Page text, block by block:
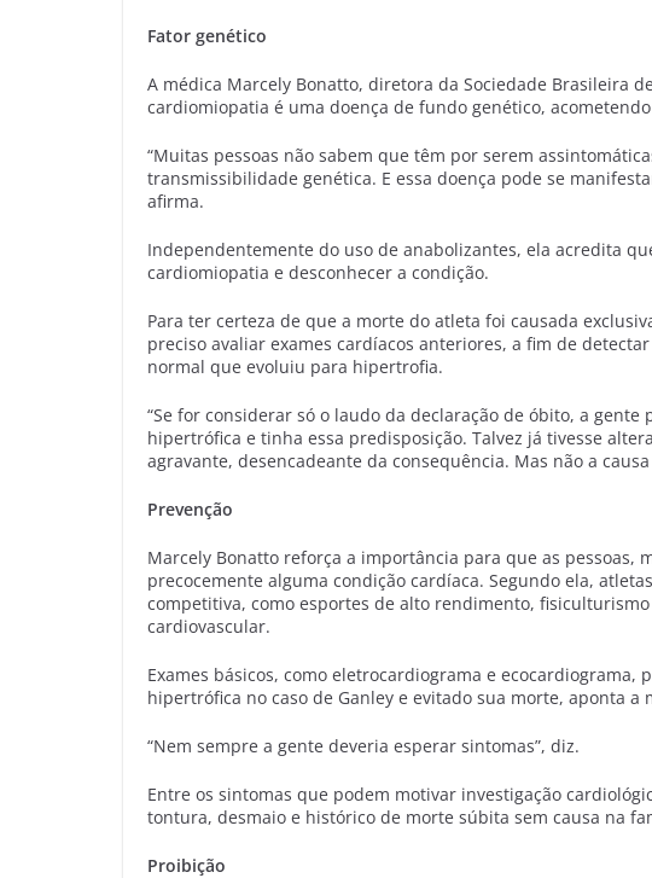
Fator genético
A médica Marcely Bonatto, diretora da Sociedade Brasileira
cardiomiopatia é uma doença de fundo genético,
“Muitas pessoas não sabem que têm por serem
transmissibilidade genética. E essa doença pode se
afirma.
Independentemente do uso de anabolizantes, ela acredita
cardiomiopatia e desconhecer a condição.
Para ter certeza de que a morte do atleta foi causada
preciso avaliar exames cardíacos anteriores, a fim de
normal que evoluiu para hipertrofia.
“Se for considerar só o laudo da declaração de óbito, a
hipertrófica e tinha essa predisposição. Talvez já tivesse
agravante, desencadeante da consequência. Mas não a
Prevenção
Marcely Bonatto reforça a importância para que as pessoas,
precocemente alguma condição cardíaca. Segundo ela,
competitiva, como esportes de alto rendimento,
cardiovascular.
Exames básicos, como eletrocardiograma e
hipertrófica no caso de Ganley e evitado sua morte, aponta a
“Nem sempre a gente deveria esperar sintomas”, diz.
Entre os sintomas que podem motivar investigação
tontura, desmaio e histórico de morte súbita sem causa na
Proibição